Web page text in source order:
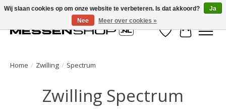
Verlanglijst
Home / Zwilling / Spectrum
Zwilling Spectrum
Wij slaan cookies op om onze website te verbeteren. Is dat akkoord?
Ja
Nee
Meer over cookies »